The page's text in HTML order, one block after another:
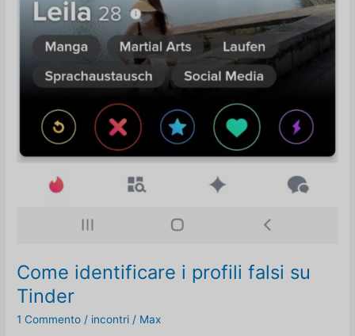
Come identificare i profili falsi su
Tinder
1 Commento / incontri / Max